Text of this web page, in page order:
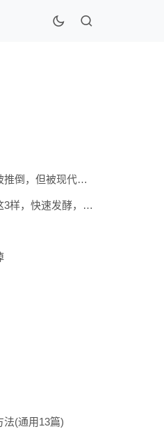
细说中医发展史，千年根基不会被推倒，但被现代医疗模式堵住出路
天冷发面，不要只放酵母！多加这3样，快速发酵，蓬松香软弹性十足
法(通用13篇)